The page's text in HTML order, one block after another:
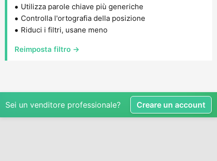
Utilizza parole chiave più generiche
Controlla l'ortografia della posizione
Riduci i filtri, usane meno
Reimposta filtro →
Sei un venditore professionale? Creare un account